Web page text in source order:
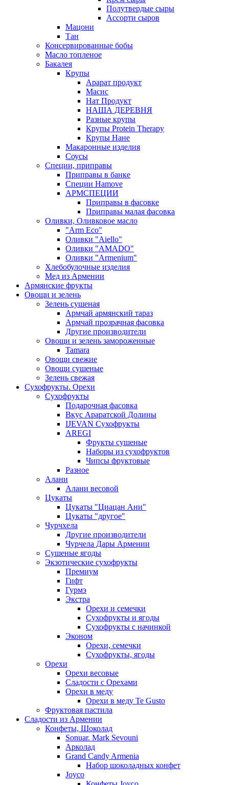
Полутвердые сыры
Ассорти сыров
Мацони
Тан
Консервированные бобы
Масло топленое
Бакалея
Крупы
Арарат продукт
Масис
Нат Продукт
НАША ДЕРЕВНЯ
Разные крупы
Крупы Protein Therapy
Крупы Нане
Макаронные изделия
Соусы
Специи, приправы
Приправы в банке
Специи Hamove
АРМСПЕЦИИ
Приправы в фасовке
Приправы малая фасовка
Оливки, Оливковое масло
"Arm Eco"
Оливки "Aiello"
Оливки "AMADO"
Оливки "Armenium"
Хлебобулочные изделия
Мед из Армении
Армянские фрукты
Овощи и зелень
Зелень сушеная
Армчай армянский тараз
Армчай прозрачная фасовка
Другие производители
Овощи и зелень замороженные
Tamara
Овощи свежие
Овощи сушеные
Зелень свежая
Сухофрукты. Орехи
Сухофрукты
Подарочная фасовка
Вкус Араратской Долины
IJEVAN Сухофрукты
AREGI
Фрукты сушеные
Наборы из сухофруктов
Чипсы фруктовые
Разное
Алани
Алани весовой
Цукаты
Цукаты "Циацан Ани"
Цукаты "другое"
Чурчхела
Другие производители
Чурчела Дары Армении
Сушеные ягоды
Экзотические сухофрукты
Премиум
Гифт
Гурмэ
Экстра
Орехи и семечки
Сухофрукты и ягоды
Сухофрукты с начинкой
Эконом
Орехи, семечки
Сухофрукты, ягоды
Орехи
Орехи весовые
Сладости с Орехами
Орехи в меду
Орехи в меду Te Gusto
Фруктовая пастила
Сладости из Армении
Конфеты, Шоколад
Sonuar. Mark Sevouni
Арколад
Grand Candy Armenia
Набор шоколадных конфет
Joyco